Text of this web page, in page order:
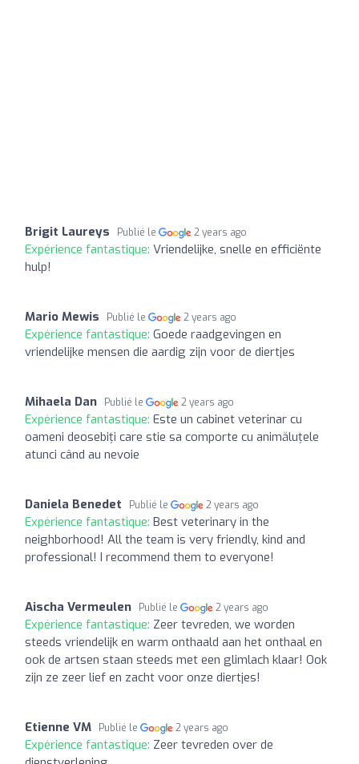
Brigit Laureys Publié le 2 years ago
Expérience fantastique: Vriendelijke, snelle en efficiënte
hulp!
Mario Mewis Publié le 2 years ago
Expérience fantastique: Goede raadgevingen en
vriendelijke mensen die aardig zijn voor de diertjes
Mihaela Dan Publié le 2 years ago
Expérience fantastique: Este un cabinet veterinar cu
oameni deosebiți care stie sa comporte cu animăluțele
atunci când au nevoie
Daniela Benedet Publié le 2 years ago
Expérience fantastique: Best veterinary in the
neighborhood! All the team is very friendly, kind and
professional! I recommend them to everyone!
Aischa Vermeulen Publié le 2 years ago
Expérience fantastique: Zeer tevreden, we worden
steeds vriendelijk en warm onthaald aan het onthaal en
ook de artsen staan steeds met een glimlach klaar! Ook
zijn ze zeer lief en zacht voor onze diertjes!
Etienne VM Publié le 2 years ago
Expérience fantastique: Zeer tevreden over de